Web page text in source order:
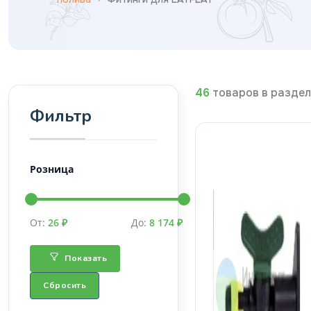
Фильтр
Розница
От:26 ₽ До:8 174 ₽
Показать
Сбросить
46 товаров в